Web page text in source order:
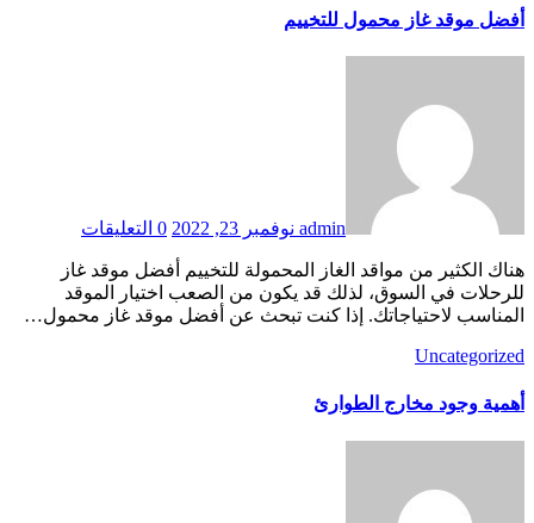
أفضل موقد غاز محمول للتخييم
admin نوفمبر 23, 2022 0 التعليقات
هناك الكثير من مواقد الغاز المحمولة للتخييم أفضل موقد غاز
للرحلات في السوق، لذلك قد يكون من الصعب اختيار الموقد
المناسب لاحتياجاتك. إذا كنت تبحث عن أفضل موقد غاز محمول…
Uncategorized
أهمية وجود مخارج الطوارئ